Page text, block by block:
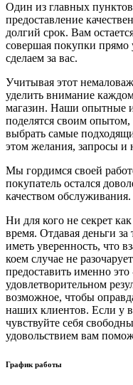
Один из главных
предоставление
долгий срок. Вам
совершая покупки прямо
сделаем за вас.
Учитывая этот
уделить внимание
магазин. Наши опытные
поделятся своим
выбрать самые
этом желания, запросы и
Мы гордимся своей
покупатель остался
качеством обслуживания.
Ни для кого не секрет
время. Отдавая деньги за
иметь уверенность, что
коем случае не
предоставить именно это
удовлетворительном
возможное, чтобы
наших клиентов. Если у
чувствуйте себя
удовольствием вам
График работы